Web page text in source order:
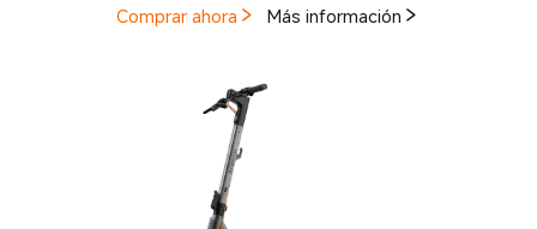
Comprar ahora Más información